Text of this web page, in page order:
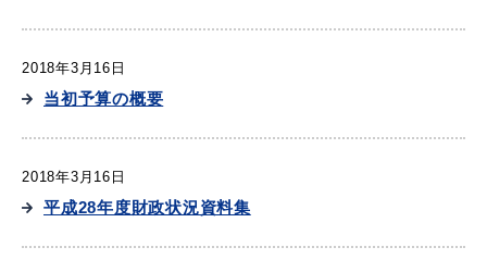
2018年3月16日
当初予算の概要
2018年3月16日
平成28年度財政状況資料集